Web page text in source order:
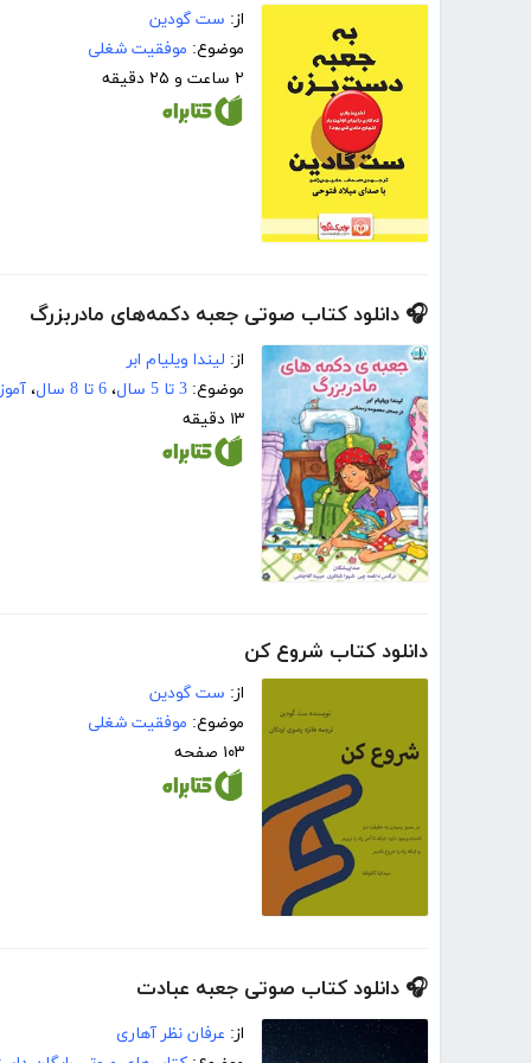
از: ست گودین
موضوع: موفقیت شغلی
۲ ساعت و ۲۵ دقیقه
🎧 دانلود کتاب صوتی جعبه دکمه‌های مادربزرگ
از: لیندا ویلیام ابر
موضوع: 3 تا 5 سال ، 6 تا 8 سال ،
۱۳ دقیقه
دانلود کتاب شروع کن
از: ست گودین
موضوع: موفقیت شغلی
۱۰۳ صفحه
🎧 دانلود کتاب صوتی جعبه عبادت
از: عرفان نظر آهاری